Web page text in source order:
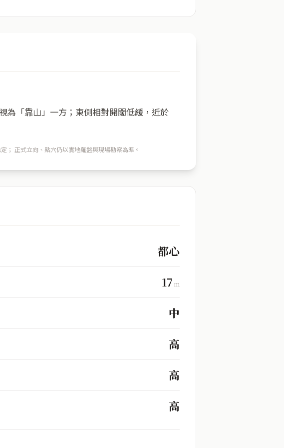
為「靠山」一方；東側相對開闊低緩，近於
； 正式立向、點穴仍以實地羅盤與現場勘察為準。
都心
17 m
中
高
高
高